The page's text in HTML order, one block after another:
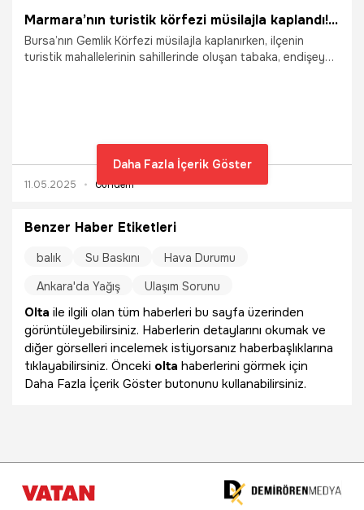
Marmara’nın turistik körfezi müsilajla kaplandı! 'Oltalar dipte takılıyor'
Bursa’nın Gemlik Körfezi müsilajla kaplanırken, ilçenin
turistik mahallelerinin sahillerinde oluşan tabaka, endişeye
Fakültesi Çevre Mühendisliği Bölümü Öğretim Üyesi Doç.
Dr. Efsun Dindar, “Geçtiğimiz kış aylarından itibaren
biliyoruz ki denizin derinlerinde müsilaj oluşumu başlamıştı
dedi.
11.05.2025 Gündem
Daha Fazla İçerik Göster
Benzer Haber Etiketleri
balık Su Baskını
Hava Durumu
Ankara'da Yağış
Ulaşım Sorunu
Olta ile ilgili olan tüm haberleri bu sayfa üzerinden
görüntüleyebilirsiniz. Haberlerin detaylarını okumak ve
diğer görselleri incelemek istiyorsanız haberbaşlıklarına
tıklayabilirsiniz. Önceki olta haberlerini görmek için
Daha Fazla İçerik Göster butonunu kullanabilirsiniz.